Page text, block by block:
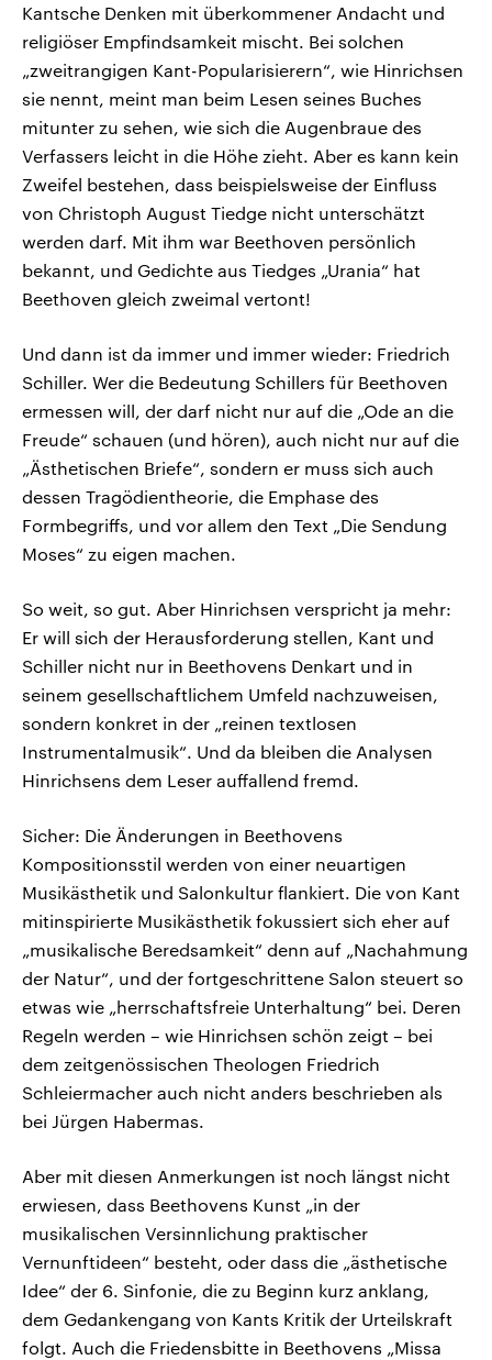
Kantsche Denken mit überkommener Andacht und
religiöser Empfindsamkeit mischt. Bei solchen
„zweitrangigen Kant-Popularisierern“, wie Hinrichsen
sie nennt, meint man beim Lesen seines Buches
mitunter zu sehen, wie sich die Augenbraue des
Verfassers leicht in die Höhe zieht. Aber es kann kein
Zweifel bestehen, dass beispielsweise der Einfluss
von Christoph August Tiedge nicht unterschätzt
werden darf. Mit ihm war Beethoven persönlich
bekannt, und Gedichte aus Tiedges „Urania“ hat
Beethoven gleich zweimal vertont!
Und dann ist da immer und immer wieder: Friedrich
Schiller. Wer die Bedeutung Schillers für Beethoven
ermessen will, der darf nicht nur auf die „Ode an die
Freude“ schauen (und hören), auch nicht nur auf die
„Ästhetischen Briefe“, sondern er muss sich auch
dessen Tragödientheorie, die Emphase des
Formbegriffs, und vor allem den Text „Die Sendung
Moses“ zu eigen machen.
So weit, so gut. Aber Hinrichsen verspricht ja mehr:
Er will sich der Herausforderung stellen, Kant und
Schiller nicht nur in Beethovens Denkart und in
seinem gesellschaftlichem Umfeld nachzuweisen,
sondern konkret in der „reinen textlosen
Instrumentalmusik“. Und da bleiben die Analysen
Hinrichsens dem Leser auffallend fremd.
Sicher: Die Änderungen in Beethovens
Kompositionsstil werden von einer neuartigen
Musikästhetik und Salonkultur flankiert. Die von Kant
mitinspirierte Musikästhetik fokussiert sich eher auf
„musikalische Beredsamkeit“ denn auf „Nachahmung
der Natur“, und der fortgeschrittene Salon steuert so
etwas wie „herrschaftsfreie Unterhaltung“ bei. Deren
Regeln werden – wie Hinrichsen schön zeigt – bei
dem zeitgenössischen Theologen Friedrich
Schleiermacher auch nicht anders beschrieben als
bei Jürgen Habermas.
Aber mit diesen Anmerkungen ist noch längst nicht
erwiesen, dass Beethovens Kunst „in der
musikalischen Versinnlichung praktischer
Vernunftideen“ besteht, oder dass die „ästhetische
Idee“ der 6. Sinfonie, die zu Beginn kurz anklang,
dem Gedankengang von Kants Kritik der Urteilskraft
folgt. Auch die Friedensbitte in Beethovens „Missa